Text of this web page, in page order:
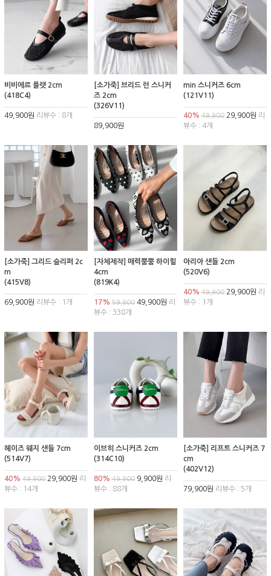
비비에르 플랫 2cm
(418C4)
49,900원 리뷰수 : 8개
[소가죽] 브리드 런 스니커
즈 2cm
(326V11)
89,900원
min 스니커즈 6cm
(121V11)
40% 49,90029,900원 리
뷰수 : 4개
[소가죽] 그리드 슬리퍼 2c
m
(415V8)
69,900원 리뷰수 : 1개
[자체제작] 매력뿜뿜 하이힐
4cm
(819K4)
17% 59,90049,900원 리
뷰수 : 338개
아리아 샌들 2cm
(520V6)
40% 49,90029,900원 리
뷰수 : 1개
헤이즈 웨지 샌들 7cm
(514V7)
40% 49,900 29,900원 리
뷰수 : 14개
이브히 스니커즈 2cm
(314C10)
80% 49,9009,900원 리
뷰수 : 88개
[소가죽] 리프트 스니커즈 7
cm
(402V12)
79,900원 리뷰수 : 5개